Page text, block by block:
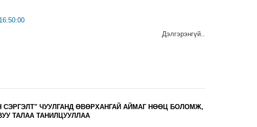
Дэлгэрэнгүй..
СЭРГЭЛТ" ЧУУЛГАНД ӨВӨРХАНГАЙ АЙМАГ НӨӨЦ БОЛОМЖ,
ТАЛАА ТАНИЛЦУУЛЛАА